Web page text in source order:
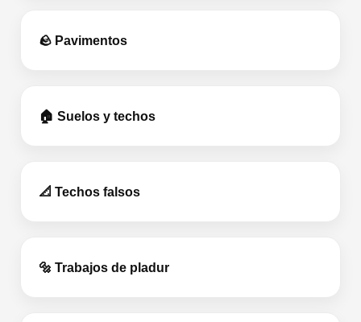
🪨 Pavimentos
🏠 Suelos y techos
📐 Techos falsos
🔩 Trabajos de pladur